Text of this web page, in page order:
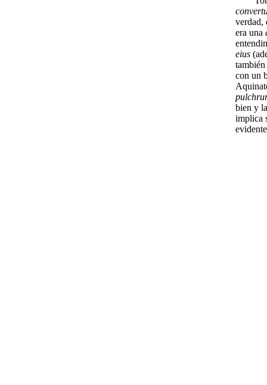
verdad,
era una
eius
con un
bien y
implica